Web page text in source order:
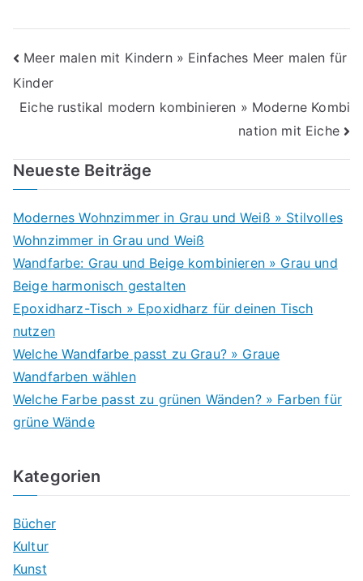
Beitragsnavigation
Meer malen mit Kindern » Einfaches Meer malen für
Kinder
Eiche rustikal modern kombinieren » Moderne Kombi
nation mit Eiche
Neueste Beiträge
Modernes Wohnzimmer in Grau und Weiß » Stilvolles
Wohnzimmer in Grau und Weiß
Wandfarbe: Grau und Beige kombinieren » Grau und
Beige harmonisch gestalten
Epoxidharz-Tisch » Epoxidharz für deinen Tisch
nutzen
Welche Wandfarbe passt zu Grau? » Graue
Wandfarben wählen
Welche Farbe passt zu grünen Wänden? » Farben für
grüne Wände
Kategorien
Bücher
Kultur
Kunst